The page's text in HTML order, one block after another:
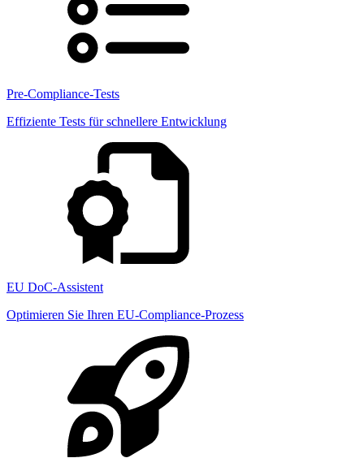
Pre-Compliance-Tests
Effiziente Tests für schnellere Entwicklung
EU DoC-Assistent
Optimieren Sie Ihren EU-Compliance-Prozess